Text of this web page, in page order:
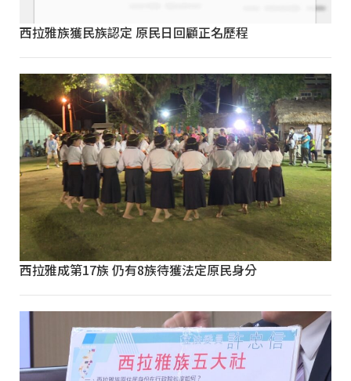
西拉雅族獲民族認定 原民日回顧正名歷程
西拉雅成第17族 仍有8族待獲法定原民身分